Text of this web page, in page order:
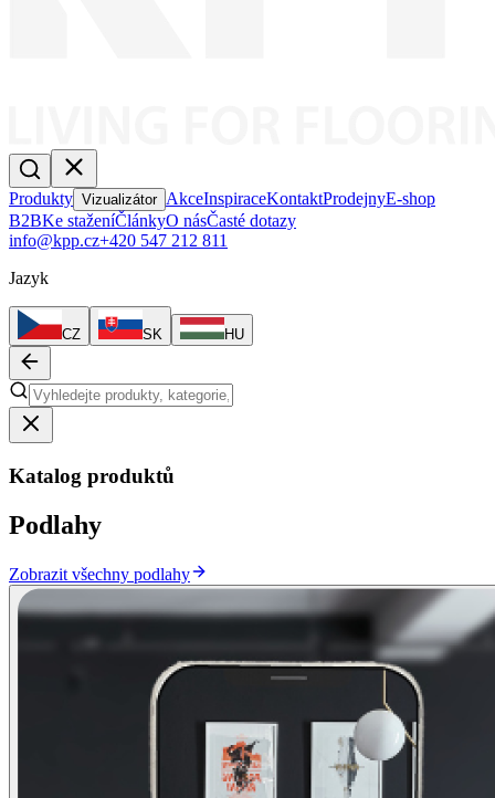
Produkty Vizualizátor AkceInspiraceKontaktProdejnyE-shop
B2BKe staženíČlánkyO násČasté dotazy
info@kpp.cz+420 547 212 811
Jazyk
CZ SK HU
Katalog produktů
Podlahy
Zobrazit všechny podlahy